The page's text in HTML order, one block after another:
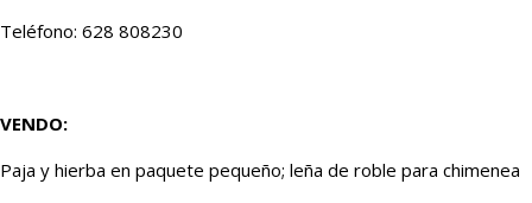
Teléfono: 628 808230
VENDO:
Paja y hierba en paquete pequeño; leña de roble para chimenea